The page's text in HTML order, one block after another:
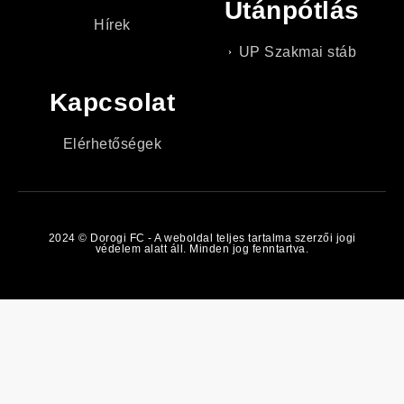
Hírek
Utánpótlás
UP Szakmai stáb
Kapcsolat
Elérhetőségek
2024 © Dorogi FC - A weboldal teljes tartalma szerzői jogi
védelem alatt áll. Minden jog fenntartva.